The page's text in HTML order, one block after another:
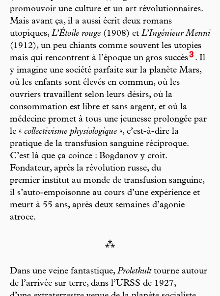
promouvoir une culture et un art révolutionnaires.
Mais avant ça, il a aussi écrit deux romans
utopiques, L’Étoile rouge (1908) et L’Ingénieur Menni
(1912), un peu chiants comme souvent les utopies
mais qui rencontrent à l’époque un gros succès3 . Il
y imagine une société parfaite sur la planète Mars,
où les enfants sont élevés en commun, où les
ouvriers travaillent selon leurs désirs, où la
consommation est libre et sans argent, et où la
médecine promet à tous une jeunesse prolongée par
le « collectivisme physiologique », c’est-à-dire la
pratique de la transfusion sanguine réciproque.
C’est là que ça coince : Bogdanov y croit.
Fondateur, après la révolution russe, du
premier institut au monde de transfusion sanguine,
il s’auto-empoisonne au cours d’une expérience et
meurt à 55 ans, après deux semaines d’agonie
atroce.
⁂
Dans une veine fantastique, Proletkulttourne autour
de l’arrivée sur terre, dans l’URSS de 1927,